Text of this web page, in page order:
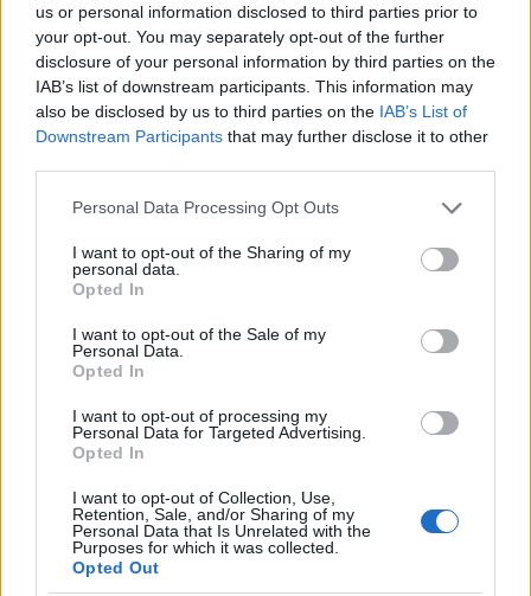
us or personal information disclosed to third parties prior to
your opt-out. You may separately opt-out of the further
disclosure of your personal information by third parties on the
IAB’s list of downstream participants. This information may
also be disclosed by us to third parties on the IAB’s List of
Downstream Participants that may further disclose it to other
Please note that this website/app uses one or more Google
not limited to your visit or usage behaviour. You may click to
grant or deny consent to Google and its third-party tags to
use your data for below specified purposes in below Google
consent section.
Personal Data Processing Opt Outs
I want to opt-out of the Sharing of my
personal data.
Opted In
I want to opt-out of the Sale of my
Personal Data.
Opted In
I want to opt-out of processing my
Personal Data for Targeted Advertising.
Opted In
I want to opt-out of Collection, Use,
Retention, Sale, and/or Sharing of my
Personal Data that Is Unrelated with the
Purposes for which it was collected.
Opted Out
Αν τα χάσατε